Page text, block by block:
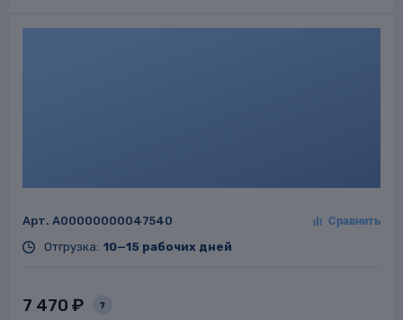
Арт. A00000000047540
Отгрузка: 10—15 рабочих дней
7 470 ₽ ?
для